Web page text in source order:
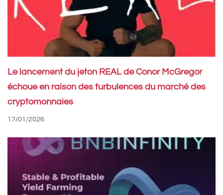
Le lancement du jeton REAL de Conor McGregor
échoue en raison des turbulences du marché des
cryptomonnaies
17/01/2026